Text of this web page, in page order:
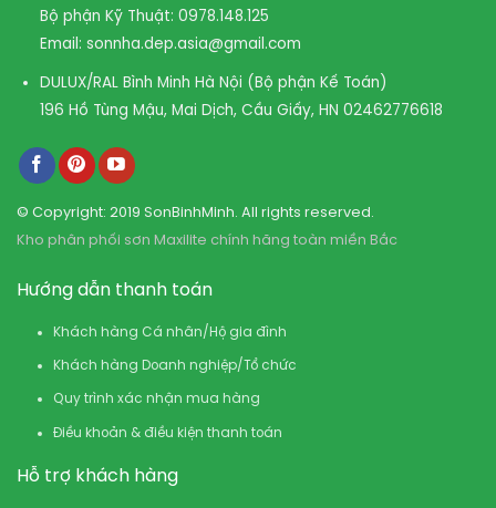
Bộ phận Kỹ Thuật: 0978.148.125
Email: sonnha.dep.asia@gmail.com
DULUX/RAL Bình Minh Hà Nội (Bộ phận Kế Toán)
196 Hồ Tùng Mậu, Mai Dịch, Cầu Giấy, HN 02462776618
© Copyright: 2019 SonBinhMinh. All rights reserved.
Kho phân phối sơn Maxilite chính hãng toàn miền Bắc
Hướng dẫn thanh toán
Khách hàng Cá nhân/Hộ gia đình
Khách hàng Doanh nghiệp/Tổ chức
Quy trình xác nhận mua hàng
Điều khoản & điều kiện thanh toán
Hỗ trợ khách hàng